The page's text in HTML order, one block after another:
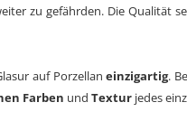
zu gefährden. Die Qualität
auf Porzellaneinzigartig.
Farben und Textur jedes